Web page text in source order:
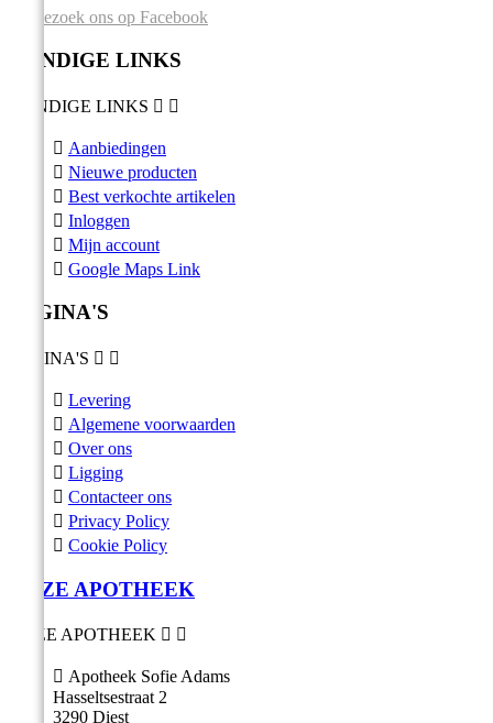
Bezoek ons op Facebook
HANDIGE LINKS
HANDIGE LINKS  
 Aanbiedingen
 Nieuwe producten
 Best verkochte artikelen
 Inloggen
 Mijn account
 Google Maps Link
PAGINA'S
PAGINA'S  
 Levering
 Algemene voorwaarden
 Over ons
 Ligging
 Contacteer ons
 Privacy Policy
 Cookie Policy
ONZE APOTHEEK
ONZE APOTHEEK  
 Apotheek Sofie Adams
Hasseltsestraat 2
3290 Diest